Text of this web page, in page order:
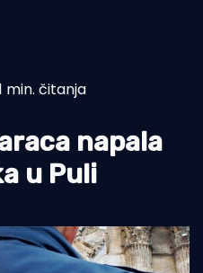
min. čitanja
napala
u Puli